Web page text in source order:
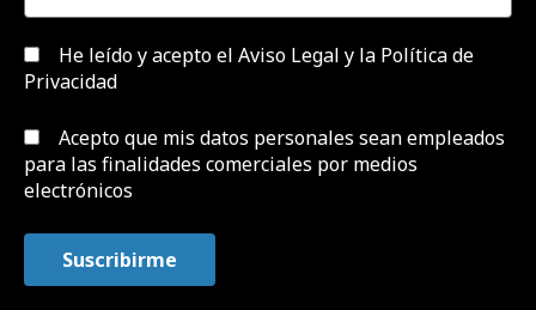
He leído y acepto el Aviso Legal y la Política de
Privacidad
Acepto que mis datos personales sean empleados
para las finalidades comerciales por medios
electrónicos